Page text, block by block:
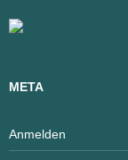
META
Anmelden